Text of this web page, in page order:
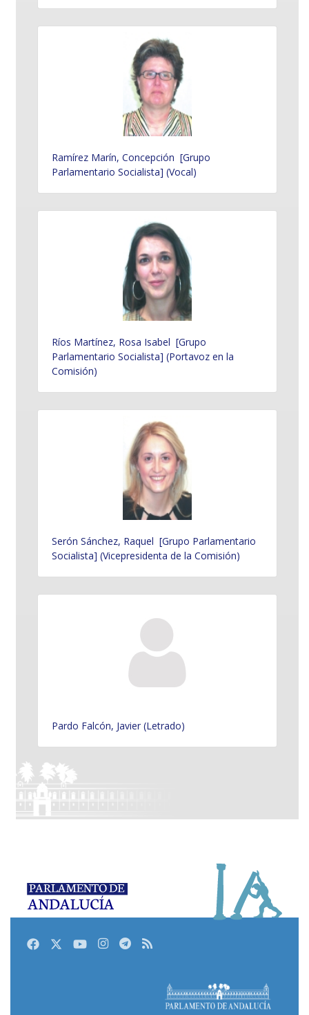
Ramírez Marín, Concepción [Grupo
Parlamentario Socialista] (Vocal)
Ríos Martínez, Rosa Isabel [Grupo
Parlamentario Socialista] (Portavoz en la
Comisión)
Serón Sánchez, Raquel [Grupo Parlamentario
Socialista] (Vicepresidenta de la Comisión)
Pardo Falcón, Javier (Letrado)
FacebookTwitterYoutubeInstagram
Telegram
RSS